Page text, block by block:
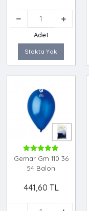
Adet
Stokta Yok
Gemar Gm 110 36
54 Balon
441,60 TL